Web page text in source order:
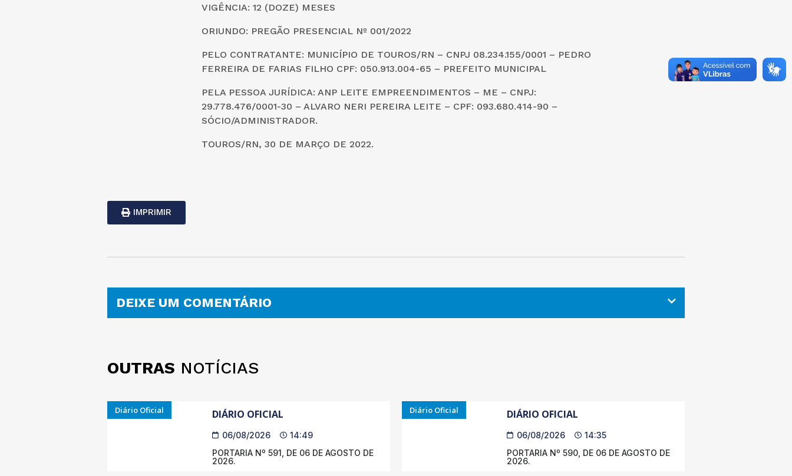
VIGÊNCIA: 12 (DOZE) MESES
ORIUNDO: PREGÃO PRESENCIAL Nº 001/2022
PELO CONTRATANTE: MUNICÍPIO DE TOUROS/RN – CNPJ 08.234.155/0001 – PEDRO
FERREIRA DE FARIAS FILHO CPF: 050.913.004-65 – PREFEITO MUNICIPAL
PELA PESSOA JURÍDICA: ANP LEITE EMPREENDIMENTOS – ME – CNPJ:
29.778.476/0001-30 – ALVARO NERI PEREIRA LEITE – CPF: 093.680.414-90 –
SÓCIO/ADMINISTRADOR.
TOUROS/RN, 30 DE MARÇO DE 2022.
IMPRIMIR
DEIXE UM COMENTÁRIO
OUTRAS NOTÍCIAS
Diário Oficial DIÁRIO OFICIAL
06/08/2026
14:49
PORTARIA Nº 591, DE 06 DE AGOSTO DE
2026.
Diário Oficial DIÁRIO OFICIAL
06/08/2026
14:35
PORTARIA Nº 590, DE 06 DE AGOSTO DE
2026.